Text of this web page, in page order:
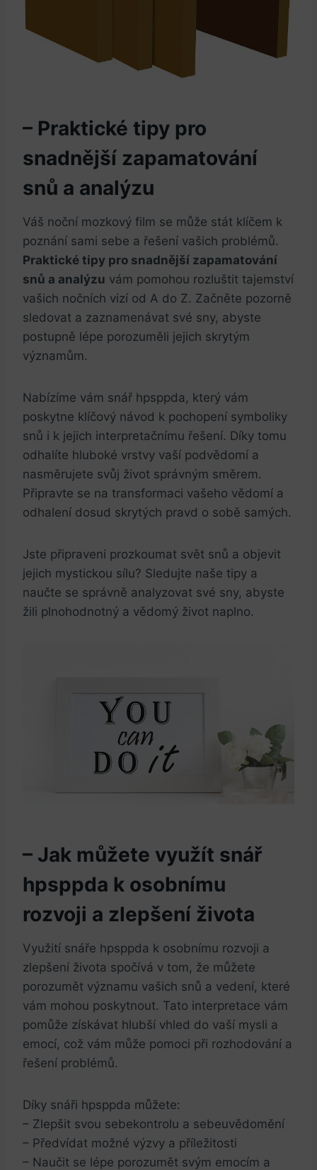
– Praktické tipy pro
snadnější zapamatování
snů a analýzu
Váš noční mozkový film se může stát klíčem k
poznání sami sebe a řešení vašich problémů.
Praktické tipy pro snadnější zapamatování
snů a analýzu vám pomohou rozluštit tajemství
vašich nočních vizí od A do Z. Začněte pozorně
sledovat a zaznamenávat své sny, abyste
postupně lépe porozuměli jejich skrytým
významům.
Nabízíme vám snář hpsppda, který vám
poskytne klíčový návod k pochopení symboliky
snů i k jejich interpretačnímu řešení. Díky tomu
odhalíte hluboké vrstvy vaší podvědomí a
nasměrujete svůj život správným směrem.
Připravte se na transformaci vašeho vědomí a
odhalení dosud skrytých pravd o sobě samých.
Jste připraveni prozkoumat svět snů a objevit
jejich mystickou sílu? Sledujte naše tipy a
naučte se správně analyzovat své sny, abyste
žili plnohodnotný a vědomý život naplno.
– Jak můžete využít snář
hpsppda k osobnímu
rozvoji a zlepšení života
Využití snáře hpsppda k osobnímu rozvoji a
zlepšení života spočívá v tom, že můžete
porozumět významu vašich snů a vedení, které
vám mohou poskytnout. Tato interpretace vám
pomůže získávat hlubší vhled do vaší mysli a
emocí, což vám může pomoci při rozhodování a
řešení problémů.
Díky snáři hpsppda můžete:
– Zlepšit svou sebekontrolu a sebeuvědomění
– Předvídat možné výzvy a příležitosti
– Naučit se lépe porozumět svým emocím a